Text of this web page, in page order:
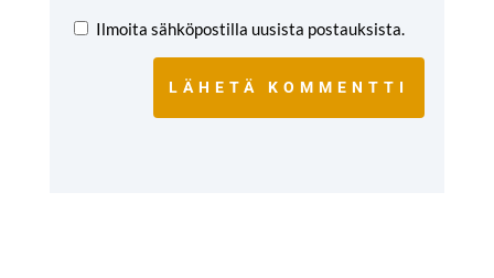
Ilmoita sähköpostilla uusista postauksista.
LÄHETÄ KOMMENTTI